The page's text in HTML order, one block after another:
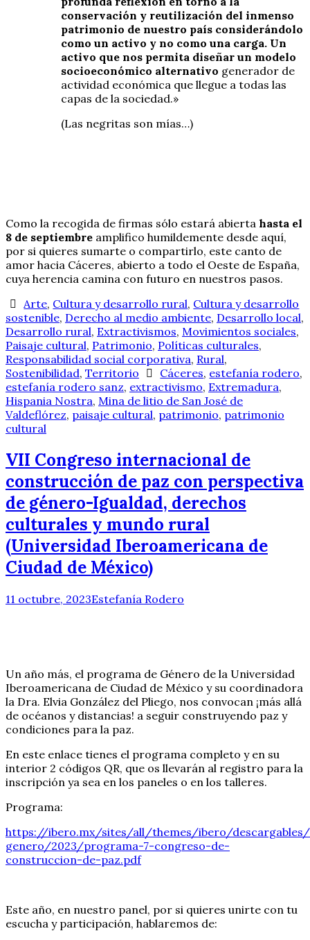
conservación y reutilización del inmenso
patrimonio de nuestro país considerándolo
como un activo y no como una carga. Un
activo que nos permita diseñar un modelo
socioeconómico alternativo generador de
actividad económica que llegue a todas las
capas de la sociedad.»
(Las negritas son mías…)
Como la recogida de firmas sólo estará abierta hasta el
8 de septiembre amplifico humildemente desde aquí,
por si quieres sumarte o compartirlo, este canto de
amor hacia Cáceres, abierto a todo el Oeste de España,
cuya herencia camina con futuro en nuestros pasos.
Arte, Cultura y desarrollo rural, Cultura y desarrollo
sostenible, Derecho al medio ambiente, Desarrollo local,
Desarrollo rural, Extractivismos, Movimientos sociales,
Paisaje cultural, Patrimonio, Políticas culturales,
Responsabilidad social corporativa, Rural,
Sostenibilidad, Territorio Cáceres, estefanía rodero,
estefanía rodero sanz, extractivismo, Extremadura,
Hispania Nostra, Mina de litio de San José de
Valdeflórez, paisaje cultural, patrimonio, patrimonio
cultural
VII Congreso internacional de
construcción de paz con perspectiva
de género-Igualdad, derechos
culturales y mundo rural
(Universidad Iberoamericana de
Ciudad de México)
11 octubre, 2023Estefanía Rodero
Un año más, el programa de Género de la Universidad
Iberoamericana de Ciudad de México y su coordinadora
la Dra. Elvia González del Pliego, nos convocan ¡más allá
de océanos y distancias! a seguir construyendo paz y
condiciones para la paz.
En este enlace tienes el programa completo y en su
interior 2 códigos QR, que os llevarán al registro para la
inscripción ya sea en los paneles o en los talleres.
Programa:
https://ibero.mx/sites/all/themes/ibero/
genero/2023/programa-7-congreso-de-
construccion-de-paz.pdf
Este año, en nuestro panel, por si quieres unirte con tu
escucha y participación, hablaremos de: